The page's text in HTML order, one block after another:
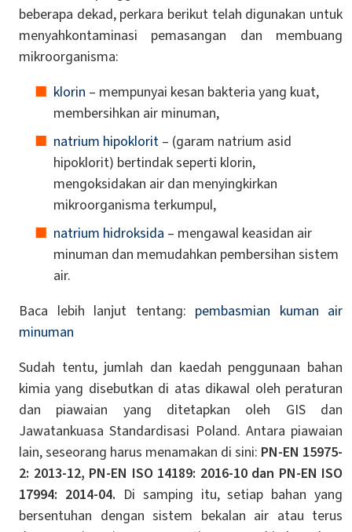
beberapa dekad, perkara berikut telah digunakan untuk
menyahkontaminasi pemasangan dan membuang
mikroorganisma:
klorin – mempunyai kesan bakteria yang kuat,
membersihkan air minuman,
natrium hipoklorit – (garam natrium asid
hipoklorit) bertindak seperti klorin,
mengoksidakan air dan menyingkirkan
mikroorganisma terkumpul,
natrium hidroksida – mengawal keasidan air
minuman dan memudahkan pembersihan sistem
air.
Baca lebih lanjut tentang: pembasmian kuman air
minuman
Sudah tentu, jumlah dan kaedah penggunaan bahan
kimia yang disebutkan di atas dikawal oleh peraturan
dan piawaian yang ditetapkan oleh GIS dan
Jawatankuasa Standardisasi Poland. Antara piawaian
lain, seseorang harus menamakan di sini: PN-EN 15975-
2: 2013-12, PN-EN ISO 14189: 2016-10 dan PN-EN ISO
17994: 2014-04. Di samping itu, setiap bahan yang
bersentuhan dengan sistem bekalan air atau terus